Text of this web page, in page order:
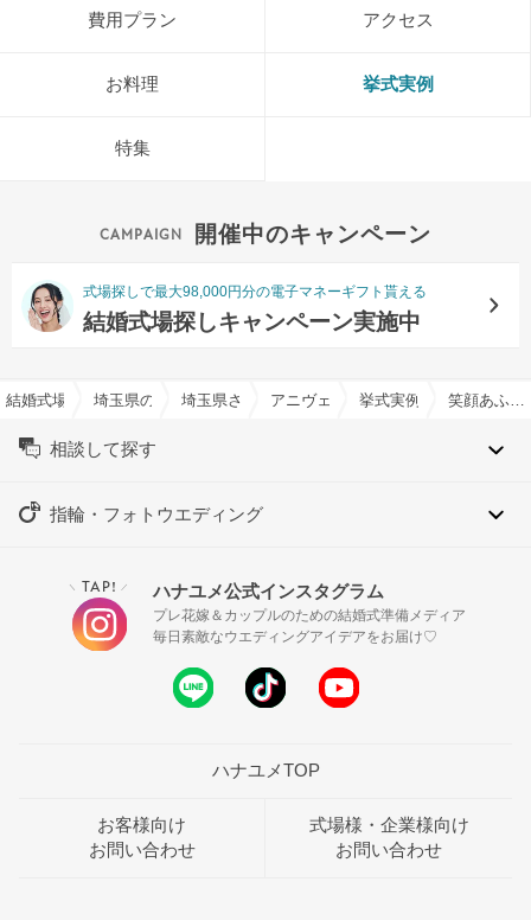
費用プラン アクセス
お料理 挙式実例
特集
開催中のキャンペーン
式場探しで最大98,000円分の電子マネーギフト貰える
結婚式場探しキャンペーン実施中
結婚式場を探すならハナユメ
埼玉県の結婚式場一覧埼玉県さいたま市の結婚式場一覧
アニヴェルセル 大宮で結婚式
挙式実例
相談して探す
指輪・フォトウエディング
＼ TAP! ／ ハナユメ公式インスタグラム
プレ花嫁＆カップルのための結婚式準備メディア
毎日素敵なウエディングアイデアをお届け♡
ハナユメTOP
お客様向け
お問い合わせ
式場様・企業様向け
お問い合わせ